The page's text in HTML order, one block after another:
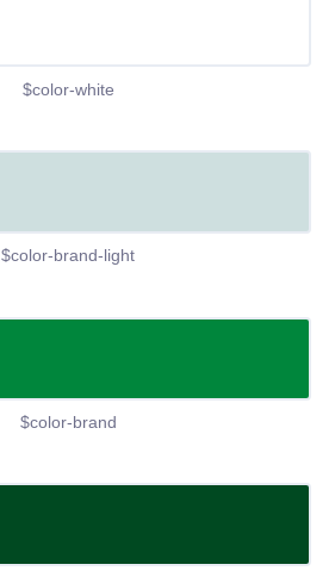
$color-white
$color-brand-light
$color-brand